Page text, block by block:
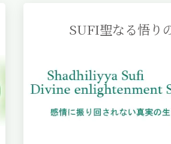
SUFI聖なる悟り